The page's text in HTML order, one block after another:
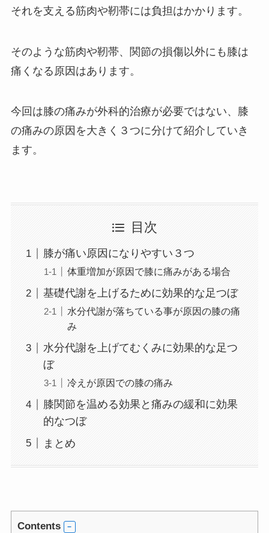
それを支える筋肉や靭帯には負担はかかります。
そのような筋肉や靭帯、関節の損傷以外にも膝は
痛くなる原因はあります。
今回は膝の痛みが外科的治療が必要ではない、膝
の痛みの原因を大きく３つに分けて紹介していき
ます。
目次
膝が痛い原因になりやすい３つ
体重増加が原因で膝に痛みがある場合
基礎代謝を上げるために効果的な足つぼ
水分代謝が落ちている事が原因の膝の痛
み
水分代謝を上げてむくみに効果的な足つ
ぼ
冷えが原因での膝の痛み
膝関節を温める効果と痛みの緩和に効果
的なつぼ
まとめ
Contents